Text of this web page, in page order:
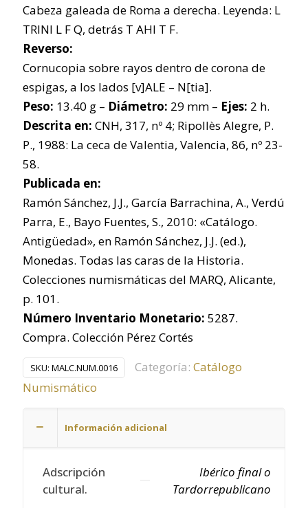
Cabeza galeada de Roma a derecha. Leyenda: L
TRINI L F Q, detrás T AHI T F.
Reverso:
Cornucopia sobre rayos dentro de corona de
espigas, a los lados [v]ALE – N[tia].
Peso: 13.40 g – Diámetro: 29 mm – Ejes: 2 h.
Descrita en: CNH, 317, nº 4; Ripollès Alegre, P.
P., 1988: La ceca de Valentia, Valencia, 86, nº 23-
58.
Publicada en:
Ramón Sánchez, J.J., García Barrachina, A., Verdú
Parra, E., Bayo Fuentes, S., 2010: «Catálogo.
Antigüedad», en Ramón Sánchez, J.J. (ed.),
Monedas. Todas las caras de la Historia.
Colecciones numismáticas del MARQ, Alicante,
p. 101.
Número Inventario Monetario: 5287.
Compra. Colección Pérez Cortés
SKU: MALC.NUM.0016 Categoría: Catálogo
Numismático
Información adicional
Adscripción
cultural.
Ibérico final o
Tardorrepublicano